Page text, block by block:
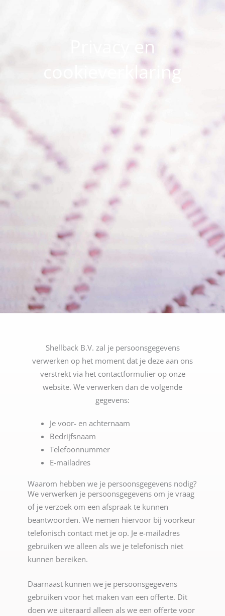
Privacy en
cookieverklaring
Shellback B.V. zal je persoonsgegevens
verwerken op het moment dat je deze aan ons
verstrekt via het contactformulier op onze
website. We verwerken dan de volgende
gegevens:
Je voor- en achternaam
Bedrijfsnaam
Telefoonnummer
E-mailadres
Waarom hebben we je persoonsgegevens nodig?
We verwerken je persoonsgegevens om je vraag
of je verzoek om een afspraak te kunnen
beantwoorden. We nemen hiervoor bij voorkeur
telefonisch contact met je op. Je e-mailadres
gebruiken we alleen als we je telefonisch niet
kunnen bereiken.
Daarnaast kunnen we je persoonsgegevens
gebruiken voor het maken van een offerte. Dit
doen we uiteraard alleen als we een offerte voor